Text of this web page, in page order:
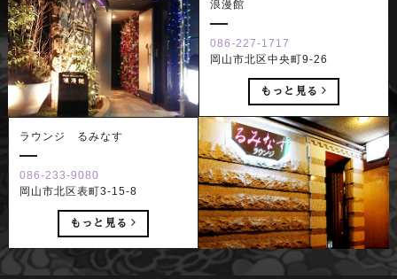
浪漫館
086-227-1717
岡山市北区中央町9-26
もっと見る
ラウンジ るみなす
086-233-9080
岡山市北区表町3-15-8
もっと見る